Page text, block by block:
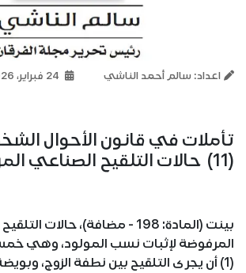
اعداد: سالم أحمد الناشي
تأملات في قانون الأحوال
(11) حالات التلقيح الصناعي المرفوضة!
بينت (المادة: 198 - مضافة)، حالات
المرفوضة لإثبات نسب المولود، وهي
(1) أن يجرى التلقيح بين نطفة الزوج،